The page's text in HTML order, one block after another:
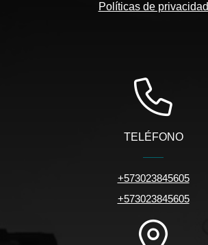
Políticas de privacidad
TELÉFONO
+573023845605
+573023845605